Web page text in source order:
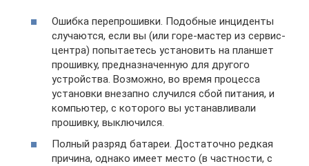
Ошибка перепрошивки. Подобные инциденты
случаются, если вы (или горе-мастер из сервис-
центра) попытаетесь установить на планшет
прошивку, предназначенную для другого
устройства. Возможно, во время процесса
установки внезапно случился сбой питания, и
компьютер, с которого вы устанавливали
прошивку, выключился.
Полный разряд батареи. Достаточно редкая
причина, однако имеет место (в частности, с